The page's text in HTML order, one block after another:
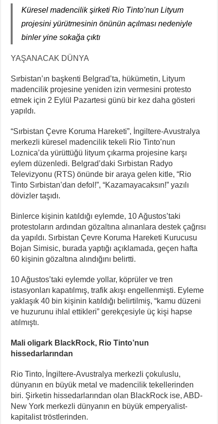
Küresel madencilik şirketi Rio Tinto’nun Lityum
projesini yürütmesinin önünün açılması nedeniyle
binler yine sokağa çıktı
YAŞANACAK DÜNYA
Sırbistan’ın başkenti Belgrad’ta, hükümetin, Lityum
madencilik projesine yeniden izin vermesini protesto
etmek için 2 Eylül Pazartesi günü bir kez daha gösteri
yapıldı.
“Sırbistan Çevre Koruma Hareketi”, İngiltere-Avustralya
merkezli küresel madencilik tekeli Rio Tinto’nun
Loznica’da yürüttüğü lityum çıkarma projesine karşı
eylem düzenledi. Belgrad’daki Sırbistan Radyo
Televizyonu (RTS) önünde bir araya gelen kitle, “Rio
Tinto Sırbistan’dan defol!”, “Kazamayacaksın!” yazılı
dövizler taşıdı.
Binlerce kişinin katıldığı eylemde, 10 Ağustos’taki
protestoların ardından gözaltına alınanlara destek çağrısı
da yapıldı. Sırbistan Çevre Koruma Hareketi Kurucusu
Bojan Simisic, burada yaptığı açıklamada, geçen hafta
60 kişinin gözaltına alındığını belirtti.
10 Ağustos’taki eylemde yollar, köprüler ve tren
istasyonları kapatılmış, trafik akışı engellenmişti. Eyleme
yaklaşık 40 bin kişinin katıldığı belirtilmiş, “kamu düzeni
ve huzurunu ihlal ettikleri” gerekçesiyle üç kişi hapse
atılmıştı.
Mali oligark BlackRock, Rio Tinto’nun
hissedarlarından
Rio Tinto, İngiltere-Avustralya merkezli çokuluslu,
dünyanın en büyük metal ve madencilik tekellerinden
biri. Şirketin hissedarlarından olan BlackRock ise, ABD-
New York merkezli dünyanın en büyük emperyalist-
kapitalist tröstlerinden.